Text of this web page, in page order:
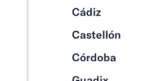
Cádiz
Castellón
Córdoba